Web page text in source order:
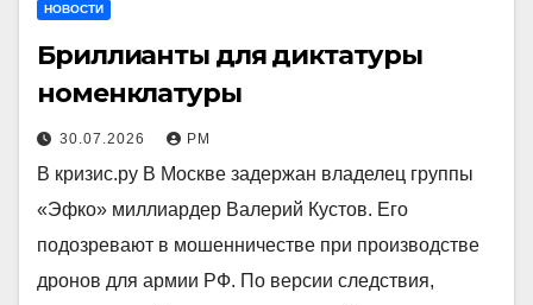
НОВОСТИ
Бриллианты для диктатуры
номенклатуры
30.07.2026 РМ
В кризис.ру В Москве задержан владелец группы
«Эфко» миллиардер Валерий Кустов. Его
подозревают в мошенничестве при производстве
дронов для армии РФ. По версии следствия,